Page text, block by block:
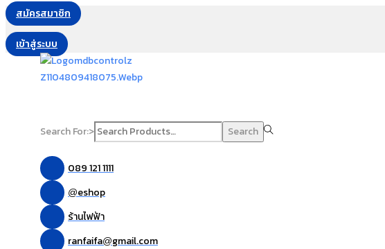
สมัครสมาชิก
เข้าสู่ระบบ
Search For:> Search
089 121 1111
@eshop
ร้านไฟฟ้า
ranfaifa@gmail.com